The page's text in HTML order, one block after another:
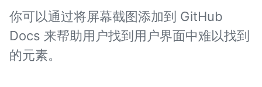
你可以通过将屏幕截图添加到 GitHub
Docs 来帮助用户找到用户界面中难以找到
的元素。